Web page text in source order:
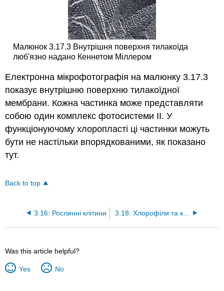
Малюнок 3.17.3 Внутрішня поверхня тилакоїда
люб'язно надано Кеннетом Міллером
Електронна мікрофотографія на малюнку 3.17.3
показує внутрішню поверхню тилакоїдної
мембрани. Кожна частинка може представляти
собою один комплекс фотосистеми II. У
функціонуючому хлоропласті ці частинки можуть
бути не настільки впорядкованими, як показано
тут.
Back to top
3.16: Рослинні клітини 3.18: Хлорофіли та каротиноїди
Was this article helpful?
Yes No